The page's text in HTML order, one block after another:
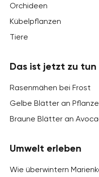
Orchideen
Kübelpflanzen
Tiere
Das ist jetzt zu tun
Rasenmähen bei Frost
Gelbe Blätter an
Braune Blätter an
Umwelt erleben
Wie überwintern